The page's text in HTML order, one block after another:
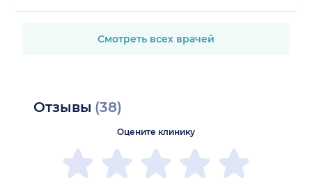
Смотреть всех врачей
Отзывы (38)
Оцените клинику